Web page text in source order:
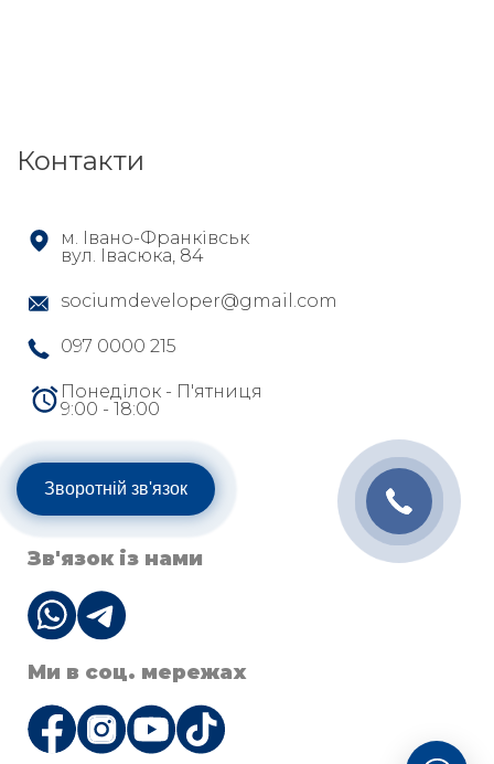
Контакти
м. Івано-Франківськ
вул. Івасюка, 84
sociumdeveloper@gmail.com
097 0000 215
Понеділок - П'ятниця
9:00 - 18:00
Зворотній зв'язок
Зв'язок із нами
Ми в соц. мережах